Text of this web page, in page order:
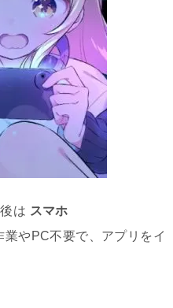
は スマホ
やPC不要で、アプリをイ